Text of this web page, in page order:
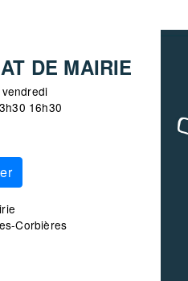
DE MAIRIE
vendredi
16h30
Corbières